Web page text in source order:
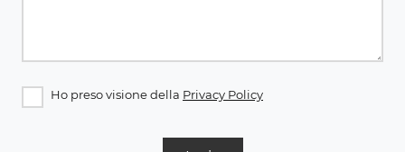
Ho preso visione della Privacy Policy